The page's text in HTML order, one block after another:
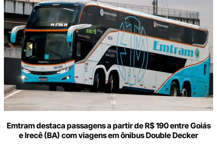
Emtram destaca passagens a partir de R$ 190 entre Goiás
e Irecê (BA) com viagens em ônibus Double Decker